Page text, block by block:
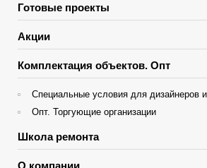
Готовые проекты
Акции
Комплектация объектов. Опт
Специальные условия для дизайнеров
Опт. Торгующие организации
Школа ремонта